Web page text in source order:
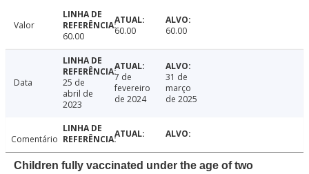
Valor
60.00
60.00 60.00
Data
25 de
abril de
2023
7 de
fevereiro
de 2024
31 de
março
de 2025
Comentário
Children fully vaccinated under the age of two